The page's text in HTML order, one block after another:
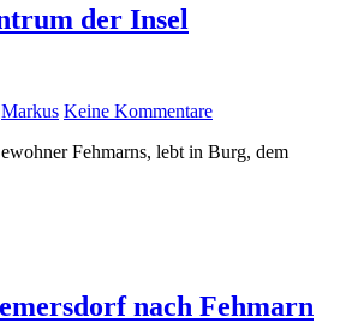
der Insel
Markus Keine Kommentare
Fehmarns, lebt in Burg, dem
nach Fehmarn